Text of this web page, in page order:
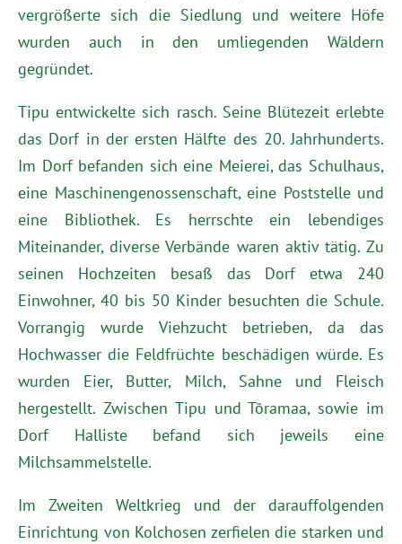
vergrößerte sich die Siedlung und weitere Höfe
wurden auch in den umliegenden Wäldern
gegründet.
Tipu entwickelte sich rasch. Seine Blütezeit erlebte
das Dorf in der ersten Hälfte des 20. Jahrhunderts.
Im Dorf befanden sich eine Meierei, das Schulhaus,
eine Maschinengenossenschaft, eine Poststelle und
eine Bibliothek. Es herrschte ein lebendiges
Miteinander, diverse Verbände waren aktiv tätig. Zu
seinen Hochzeiten besaß das Dorf etwa 240
Einwohner, 40 bis 50 Kinder besuchten die Schule.
Vorrangig wurde Viehzucht betrieben, da das
Hochwasser die Feldfrüchte beschädigen würde. Es
wurden Eier, Butter, Milch, Sahne und Fleisch
hergestellt. Zwischen Tipu und Tõramaa, sowie im
Dorf Halliste befand sich jeweils eine
Milchsammelstelle.
Im Zweiten Weltkrieg und der darauffolgenden
Einrichtung von Kolchosen zerfielen die starken und